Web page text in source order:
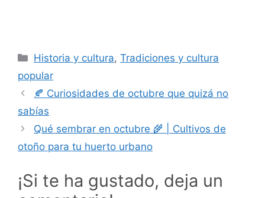
Categorías
Historia y cultura,Tradiciones y cultura
popular
🍂 Curiosidades de octubre que quizá no
sabías
Qué sembrar en octubre 🌾 | Cultivos de
otoño para tu huerto urbano
¡Si te ha gustado, deja un